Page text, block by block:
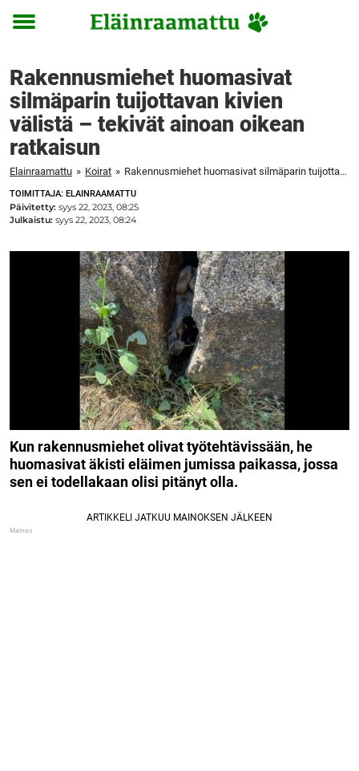
Toggle
Rakennusmiehet huomasivat
silmäparin tuijottavan kivien
välistä – tekivät ainoan oikean
ratkaisun
Elainraamattu » Koirat » Rakennusmiehet huomasivat silmäparin tuijottavan kivien välistä – tekivät ainoan oikean ratkaisun
TOIMITTAJA: ELAINRAAMATTU
Päivitetty: syys 22, 2023, 08:25
Julkaistu: syys 22, 2023, 08:24
Kun rakennusmiehet olivat työtehtävissään, he
huomasivat äkisti eläimen jumissa paikassa, jossa
sen ei todellakaan olisi pitänyt olla.